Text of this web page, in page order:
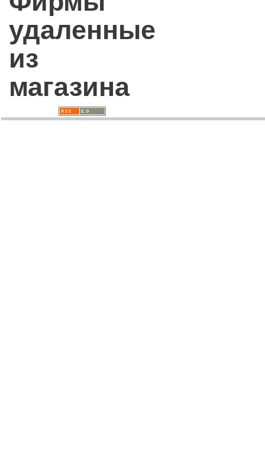
удаленные
из
магазина